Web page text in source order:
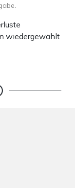
wiedergewählt